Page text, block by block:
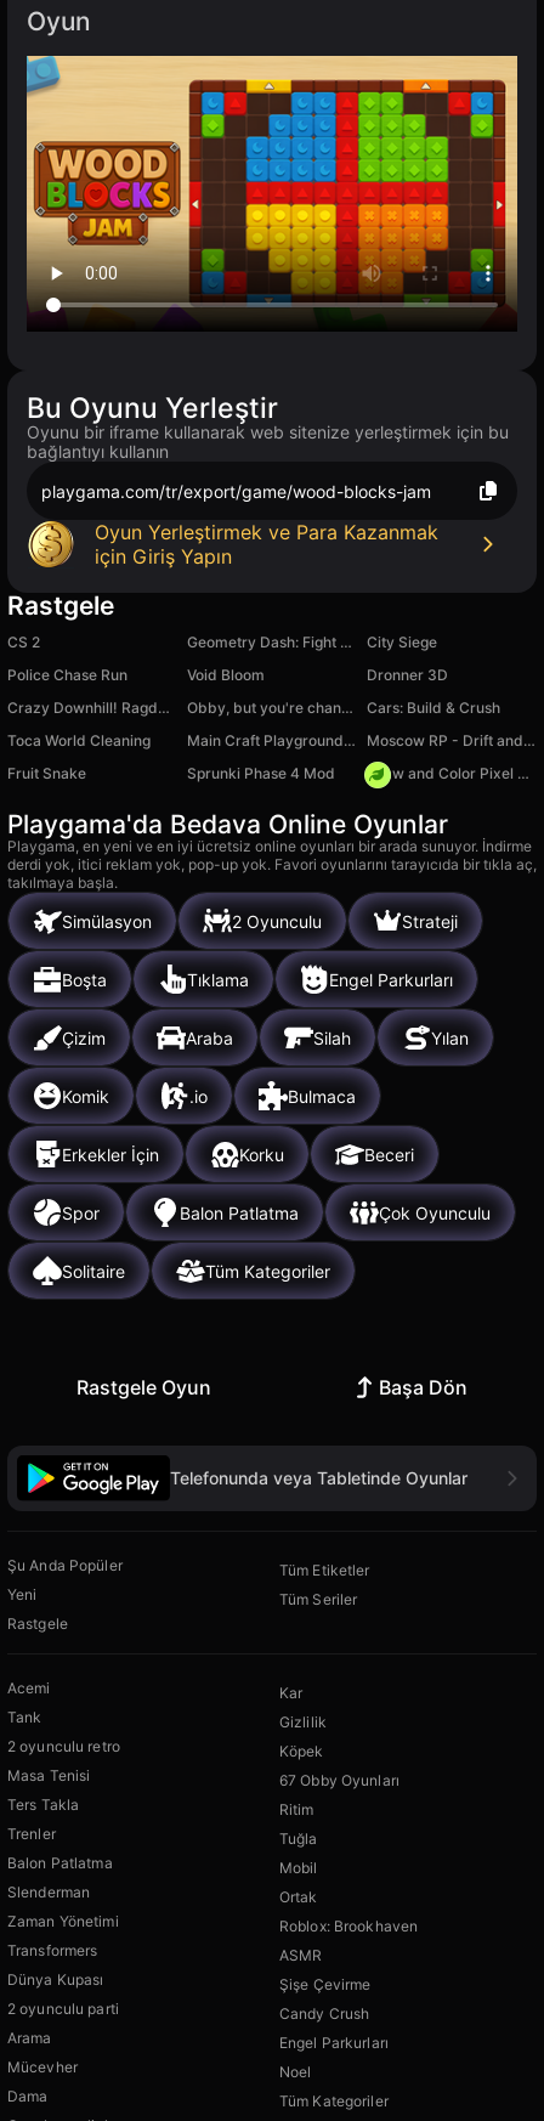
Oyun
Bu Oyunu Yerleştir
Oyunu bir iframe kullanarak web sitenize yerleştirmek için bu
bağlantıyı kullanın
playgama.com/tr/export/game/wood-blocks-jam
Oyun Yerleştirmek ve Para Kazanmak
için Giriş Yapın
Rastgele
CS 2 Geometry Dash: Fight with Brainrot!
City Siege
Police Chase Run
Void Bloom
Dronner 3D
Crazy Downhill! Ragdoll Fall Down!
Obby, but you're changing colors!
Cars: Build & Crush
Toca World Cleaning
Main Craft Playground! Ragdoll Show!
Moscow RP - Drift and Hustle
Fruit Snake
Sprunki Phase 4 Mod Draw and Color Pixel Pictures
Playgama'da Bedava Online Oyunlar
Playgama, en yeni ve en iyi ücretsiz online oyunları bir arada sunuyor. İndirme
derdi yok, itici reklam yok, pop-up yok. Favori oyunlarını tarayıcıda bir tıkla aç,
takılmaya başla.
Simülasyon 2 Oyunculu Strateji
Boşta Tıklama Engel Parkurları
Çizim Araba Silah Yılan
Komik .io Bulmaca
Erkekler İçin Korku Beceri
Spor Balon Patlatma Çok Oyunculu
Solitaire Tüm Kategoriler
Rastgele Oyun Başa Dön
Telefonunda veya Tabletinde Oyunlar
Şu Anda Popüler
Yeni
Rastgele
Tüm Etiketler
Tüm Seriler
Acemi
Tank
2 oyunculu retro
Masa Tenisi
Ters Takla
Trenler
Balon Patlatma
Slenderman
Zaman Yönetimi
Transformers
Dünya Kupası
2 oyunculu parti
Arama
Mücevher
Dama
Kar
Gizlilik
Köpek
67 Obby Oyunları
Ritim
Tuğla
Mobil
Ortak
Roblox: Brookhaven
ASMR
Şişe Çevirme
Candy Crush
Engel Parkurları
Noel
Tüm Kategoriler